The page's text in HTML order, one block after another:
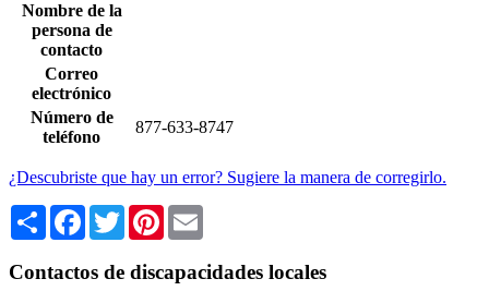
Nombre de la
persona de
contacto
Correo
electrónico
Número de
teléfono
877-633-8747
¿Descubriste que hay un error? Sugiere la manera de corregirlo.
Share Facebook
TwitterPinterest
Contactos de discapacidades locales